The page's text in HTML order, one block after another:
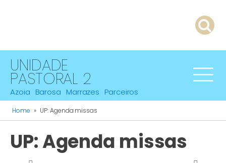
UNIDADE
PASTORAL 2
Azoia Barosa Marrazes Parceiros
Home » UP: Agenda missas
UP: Agenda missas